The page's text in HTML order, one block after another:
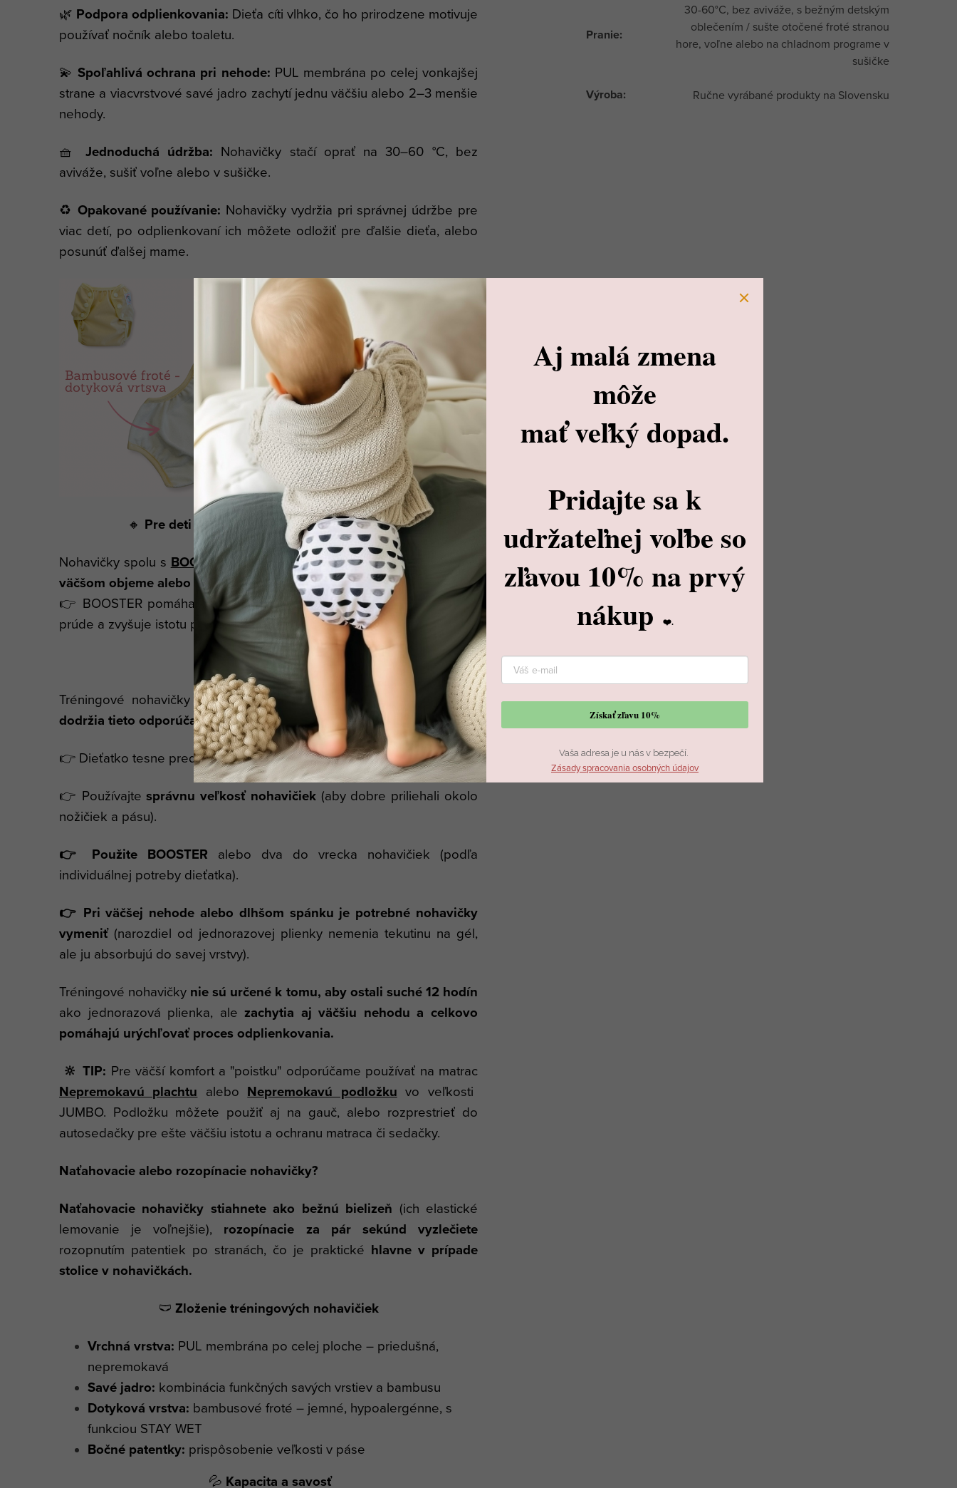
🌿 Podpora odplienkovania: Dieťa cíti vlhko, čo ho prirodzene motivuje
používať nočník alebo toaletu.
💫 Spoľahlivá ochrana pri nehode: PUL membrána po celej vonkajšej
strane a viacvrstvové savé jadro zachytí jednu väčšiu alebo 2–3 menšie
nehody.
🧺 Jednoduchá údržba: Nohavičky stačí oprať na 30–60 °C, bez
aviváže, sušiť voľne alebo v sušičke.
♻️ Opakované používanie: Nohavičky vydržia pri správnej údržbe pre
viac detí, po odplienkovaní ich môžete odložiť pre ďalšie dieťa, alebo
posunúť ďalšej mame.
🔸 Pre deti s väčším alebo nárazovým močením
Nohavičky spolu s BOOSTEROModporúčame pre deti, ktoré močia
väčšom objeme alebo nárazovo.
👉 BOOSTER pomáha rýchlo rozviesť a zachytiť tekutinu pri prudšom
prúde a zvyšuje istotu pri nehode.
🌙 Ako na noc?
Tréningové nohavičky sa dajú používať aj počas noci, hlavne ak sa
dodržia tieto odporúčania:
👉 Dieťatko tesne pred spaním (pokiaľ je to už možné) dajtevycikať.
👉 Používajte správnu veľkosť nohavičiek(aby dobre priliehali okolo
nožičiek a pásu).
👉 Použite BOOSTER alebo dva do vrecka nohavičiek (podľa
individuálnej potreby dieťatka).
👉 Pri väčšej nehode alebo dlhšom spánku je potrebné nohavičky
vymeniť(narozdiel od jednorazovej plienky nemenia tekutinu na gél,
ale ju absorbujú do savej vrstvy).
Tréningové nohavičky nie sú určené k tomu, aby ostali suché 12 hodín
ako jednorazová plienka, ale zachytia aj väčšiu nehodu a celkovo
pomáhajú urýchľovať proces odplienkovania.
🔆 TIP: Pre väčší komfort a "poistku" odporúčame používať na matrac
Nepremokavú plachtu alebo Nepremokavú podložku vo veľkosti
JUMBO. Podložku môžete použiť aj na gauč, alebo rozprestrieť do
autosedačky pre ešte väčšiu istotu a ochranu matraca či sedačky.
Naťahovacie alebo rozopínacie nohavičky?
Naťahovacie nohavičky stiahnete ako bežnú bielizeň (ich elastické
lemovanie je voľnejšie), rozopínacie za pár sekúnd vyzlečiete
rozopnutím patentiek po stranách, čo je praktické hlavne v prípade
stolice v nohavičkách.
🩲 Zloženie tréningových nohavičiek
Vrchná vrstva: PUL membrána po celej ploche – priedušná,
nepremokavá
Savé jadro: kombinácia funkčných savých vrstiev a bambusu
Dotyková vrstva: bambusové froté – jemné, hypoalergénne, s
funkciou STAY WET
Bočné patentky: prispôsobenie veľkosti v páse
💦 Kapacita a savosť
Pranie:
30-60°C, bez aviváže, s bežným detským
oblečením / sušte otočené froté stranou
hore, voľne alebo na chladnom programe v
sušičke
Výroba: Ručne vyrábané produkty na Slovensku
Aj malá zmena
môže
mať veľký dopad.
Pridajte sa k
udržateľnej voľbe so
zľavou 10% na prvý
nákup
❤️.
Získať zľavu 10%
Vaša adresa je u nás v bezpečí.
Zásady spracovania osobných údajov